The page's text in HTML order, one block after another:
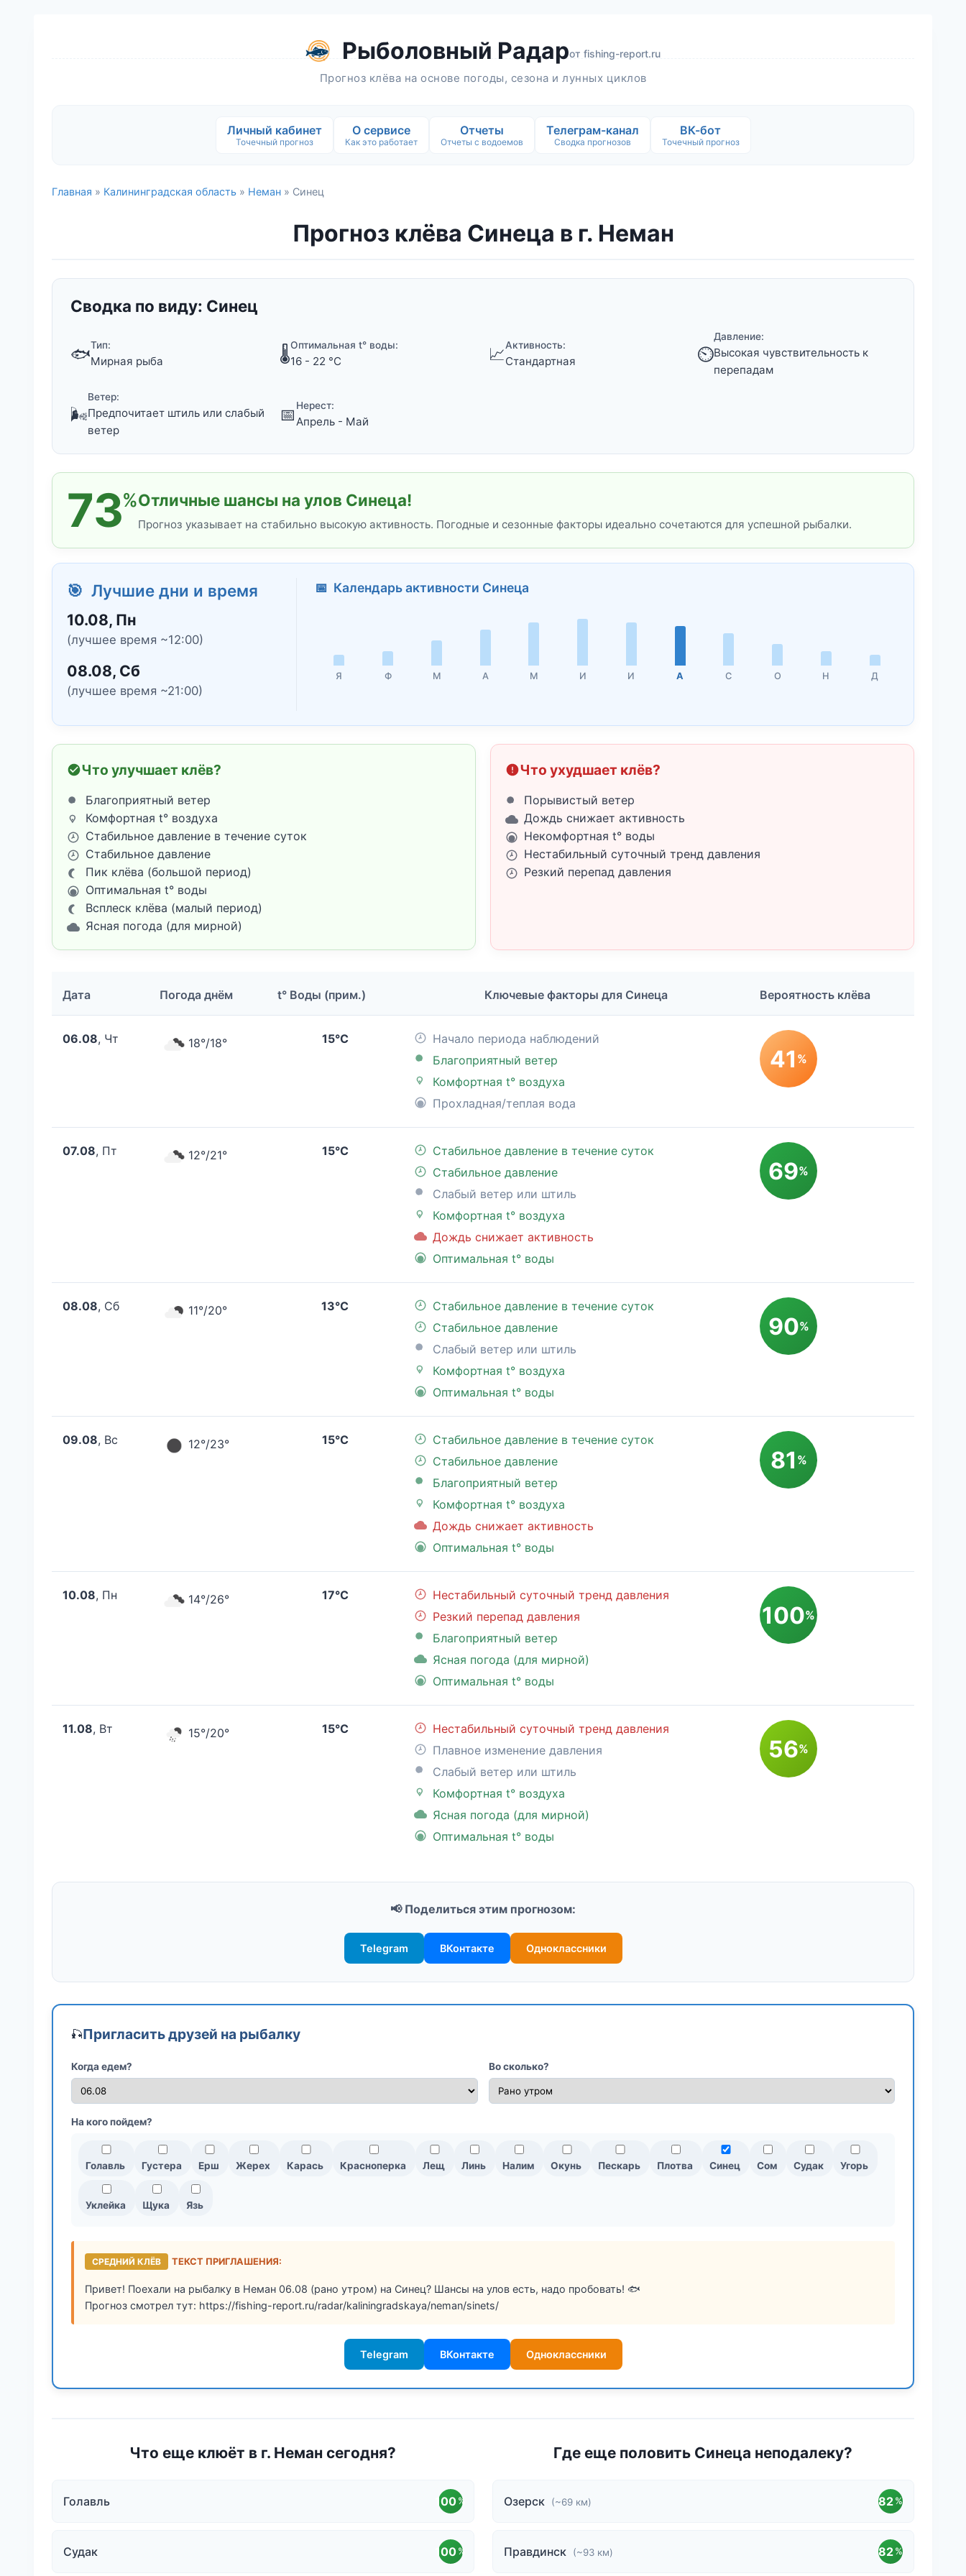
Рыболовный Радарот fishing-report.ru
Прогноз клёва на основе погоды, сезона и лунных циклов
Личный кабинет
Точечный прогноз
О сервисе
Как это работает
Отчеты
Отчеты с водоемов
Телеграм-канал
Сводка прогнозов
ВК-бот
Точечный прогноз
Главная » Калининградская область » Неман » Синец
Прогноз клёва Синеца в г. Неман
Сводка по виду: Синец
🐟Тип:
Мирная рыба 🌡️Оптимальная t° воды:
16 - 22 °C 📈Активность:
Стандартная ⏲️
Давление:
Высокая чувствительность к
перепадам
🌬️
Ветер:
Предпочитает штиль или слабый
ветер
📅 Нерест:
Апрель - Май
73%Отличные шансы на улов Синеца!
Прогноз указывает на стабильно высокую активность. Погодные и сезонные факторы идеально сочетаются для успешной рыбалки.
🎯 Лучшие дни и время
10.08, Пн
(лучшее время ~12:00)
08.08, Сб
(лучшее время ~21:00)
📅 Календарь активности Синеца
Я Ф М А М И И А С О Н Д
Что улучшает клёв?
Благоприятный ветер
Комфортная t° воздуха
Стабильное давление в течение суток
Стабильное давление
Пик клёва (большой период)
Оптимальная t° воды
Всплеск клёва (малый период)
Ясная погода (для мирной)
Что ухудшает клёв?
Порывистый ветер
Дождь снижает активность
Некомфортная t° воды
Нестабильный суточный тренд давления
Резкий перепад давления
Дата Погода днём t° Воды (прим.) Ключевые факторы для Синеца Вероятность клёва
06.08, Чт 18°/18° 15°C
Начало периода наблюдений
Благоприятный ветер
Комфортная t° воздуха
Прохладная/теплая вода
41 %
07.08, Пт 12°/21° 15°C
Стабильное давление в течение суток
Стабильное давление
Слабый ветер или штиль
Комфортная t° воздуха
Дождь снижает активность
Оптимальная t° воды
69%
08.08, Сб 11°/20° 13°C
Стабильное давление в течение суток
Стабильное давление
Слабый ветер или штиль
Комфортная t° воздуха
Оптимальная t° воды
90%
09.08, Вс 12°/23° 15°C
Стабильное давление в течение суток
Стабильное давление
Благоприятный ветер
Комфортная t° воздуха
Дождь снижает активность
Оптимальная t° воды
81 %
10.08, Пн 14°/26° 17°C
Нестабильный суточный тренд давления
Резкий перепад давления
Благоприятный ветер
Ясная погода (для мирной)
Оптимальная t° воды
100%
11.08, Вт 15°/20° 15°C
Нестабильный суточный тренд давления
Плавное изменение давления
Слабый ветер или штиль
Комфортная t° воздуха
Ясная погода (для мирной)
Оптимальная t° воды
56%
📢 Поделиться этим прогнозом:
Telegram ВКонтакте Одноклассники
🎣Пригласить друзей на рыбалку
Когда едем? Во сколько?
На кого пойдем?
Голавль Густера Ерш Жерех Карась Красноперка Лещ Линь Налим Окунь Пескарь Плотва Синец Сом Судак Угорь
Уклейка Щука Язь
СРЕДНИЙ КЛЁВ ТЕКСТ ПРИГЛАШЕНИЯ:
Привет! Поехали на рыбалку в Неман 06.08 (рано утром) на Синец? Шансы на улов есть, надо пробовать! 🐟
Прогноз смотрел тут: https://fishing-report.ru/radar/kaliningradskaya/neman/sinets/
Telegram ВКонтакте Одноклассники
Что еще клюёт в г. Неман сегодня?
Голавль 100 %
Судак 100 %
Где еще половить Синеца неподалеку?
Озерск (~69 км) 82 %
Правдинск (~93 км) 82 %